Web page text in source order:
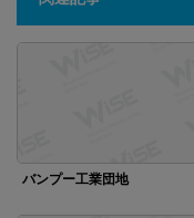
バンプー工業団地